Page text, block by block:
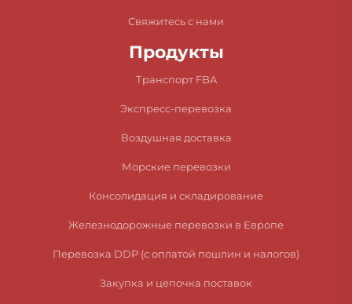
Свяжитесь с нами
Продукты
Транспорт FBA
Экспресс-перевозка
Воздушная доставка
Морские перевозки
Консолидация и складирование
Железнодорожные перевозки в Европе
Перевозка DDP (с оплатой пошлин и налогов)
Закупка и цепочка поставок